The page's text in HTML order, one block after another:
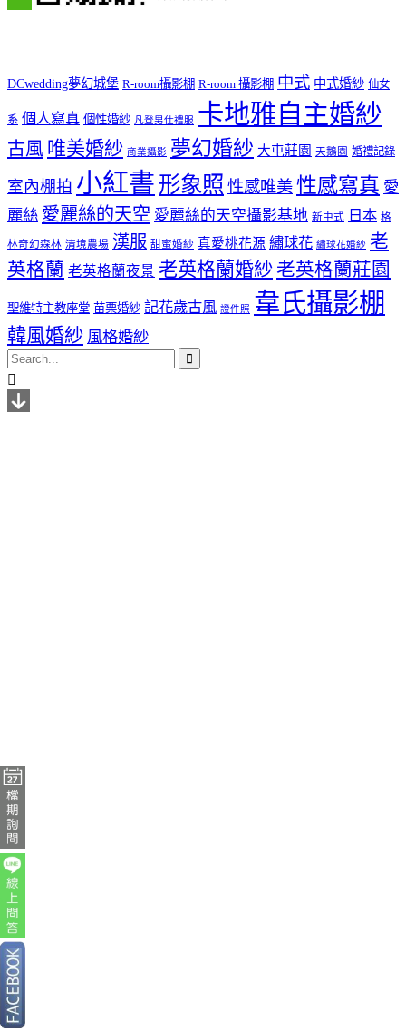
DCwedding夢幻城堡 R-room攝影棚 R-room 攝影棚 中式 中式婚紗 仙女
系 個人寫真 個性婚紗 凡登男仕禮服 卡地雅自主婚紗
古風 唯美婚紗 商業攝影 夢幻婚紗 大屯莊園 天鵝園 婚禮記錄
室內棚拍 小紅書 形象照 性感唯美 性感寫真 愛
麗絲 愛麗絲的天空 愛麗絲的天空攝影基地 新中式 日本 格
林奇幻森林 清境農場 漢服 甜蜜婚紗 真愛桃花源 繡球花 繡球花婚紗 老
英格蘭 老英格蘭夜景 老英格蘭婚紗 老英格蘭莊園
聖維特主教座堂 苗栗婚紗 記花歲古風 證件照 韋氏攝影棚
韓風婚紗 風格婚紗

